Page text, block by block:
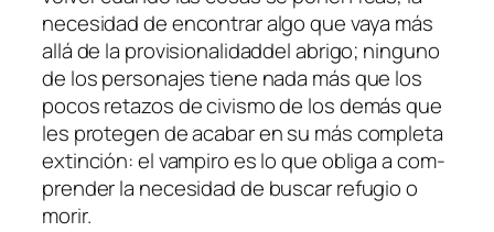
ne­ce­si­dad de en­con­trar al­go que va­ya más
allá de la pro­vi­sio­na­li­dad­del abri­go; nin­guno
de los per­so­na­jes tie­ne na­da más que los
po­cos re­ta­zos de ci­vis­mo de los de­más que
les pro­te­gen de aca­bar en su más com­ple­ta
ex­tin­ción: el vam­pi­ro es lo que obli­ga a com­
pren­der la ne­ce­si­dad de bus­car re­fu­gio o
morir.